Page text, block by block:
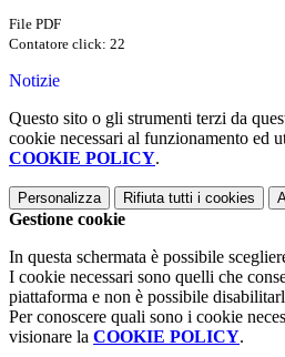
File PDF
Contatore click: 22
Notizie
Questo sito o gli strumenti terzi da
cookie necessari al funzionamento ed
COOKIE POLICY.
Personalizza Rifiuta tutti i cookies
Gestione cookie
In questa schermata è possibile
I cookie necessari sono quelli che
piattaforma e non è possibile
Per conoscere quali sono i cookie
visionare la COOKIE POLICY.